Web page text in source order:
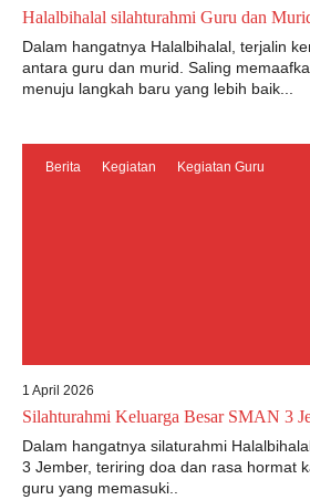
Halalbihalal silahturahmi Guru dan
Dalam hangatnya Halalbihalal, terjalin
antara guru dan murid. Saling
menuju langkah baru yang lebih baik...
Berita Kegiatan Kegiatan Guru
1 April 2026
Silahturahmi Keluarga Besar SMAN 3
Dalam hangatnya silaturahmi
3 Jember, teriring doa dan rasa hormat
guru yang memasuki..